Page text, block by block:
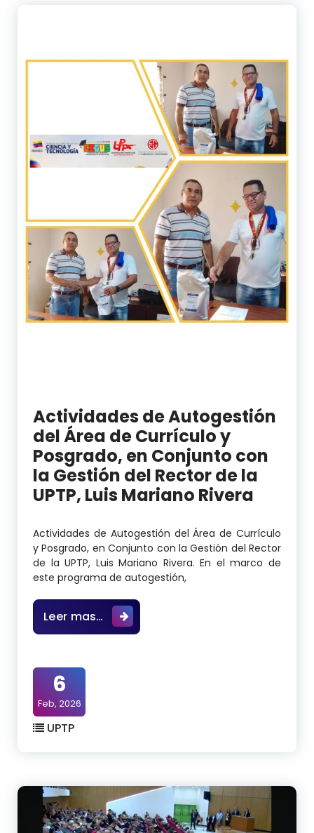
Actividades de Autogestión
del Área de Currículo y
Posgrado, en Conjunto con
la Gestión del Rector de la
UPTP, Luis Mariano Rivera
Actividades de Autogestión del Área de Currículo
y Posgrado, en Conjunto con la Gestión del Rector
de la UPTP, Luis Mariano Rivera. En el marco de
este programa de autogestión,
Leer mas… Actividades de Autogestión del
6
Feb, 2026
UPTP